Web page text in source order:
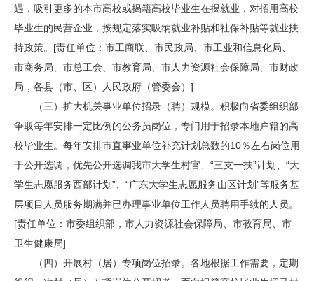
遇，吸引更多的本市高校或揭籍高校毕业生在揭就业，对招用高校
毕业生的民营企业，按规定落实吸纳就业补贴和社保补贴等就业扶
持政策。[责任单位：市工商联、市民政局、市工业和信息化局、
市商务局、市总工会、市教育局、市人力资源社会保障局、市财政
局，各县（市、区）人民政府（管委会）]
（三）扩大机关事业单位招录（聘）规模。积极向省委组织部
争取每年安排一定比例的公务员岗位，专门用于招录本地户籍的高
校毕业生。每年安排市直事业单位补充计划总数的10％左右岗位用
于公开选调，优先公开选调我市大学生村官、“三支一扶”计划、“大
学生志愿服务西部计划”、“广东大学生志愿服务山区计划”等服务基
层项目人员服务期满并已办理事业单位工作人员聘用手续的人员。
[责任单位：市委组织部，市人力资源社会保障局、市教育局、市
卫生健康局]
（四）开展村（居）专项岗位招录。各地根据工作需要，定期